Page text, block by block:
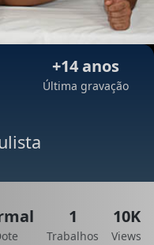
+14 anos
Última gravação
1
Trabalhos
10K
Views